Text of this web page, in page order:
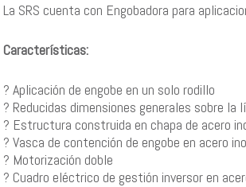
La SRS cuenta con Engobadora para
Características:
­? Aplicación de engobe en un solo rodillo
­? Reducidas dimensiones generales sobre la
­? Estructura construida en chapa de acero
­? Vasca de contención de engobe en acero
­? Motorización doble
­? Cuadro eléctrico de gestión inversor en